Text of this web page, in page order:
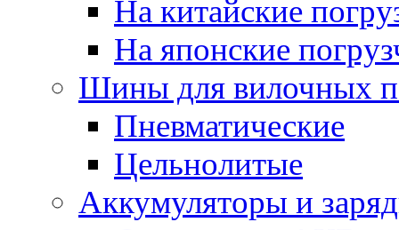
На китайские
На японские
Шины для вилочных
Пневматические
Цельнолитые
Аккумуляторы и